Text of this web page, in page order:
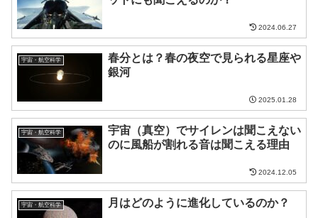
2024.06.27
宇宙・航空科学
春分とは？春の夜空で見られる星座や
銀河
2025.01.28
宇宙・航空科学
宇宙（真空）でサイレンは聞こえない
のに風船が割れる音は聞こえる理由
2024.12.05
宇宙・航空科学 月はどのように進化しているのか？